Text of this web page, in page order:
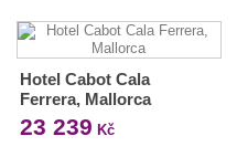
Hotel Cabot Cala
Ferrera, Mallorca
23 239 Kč